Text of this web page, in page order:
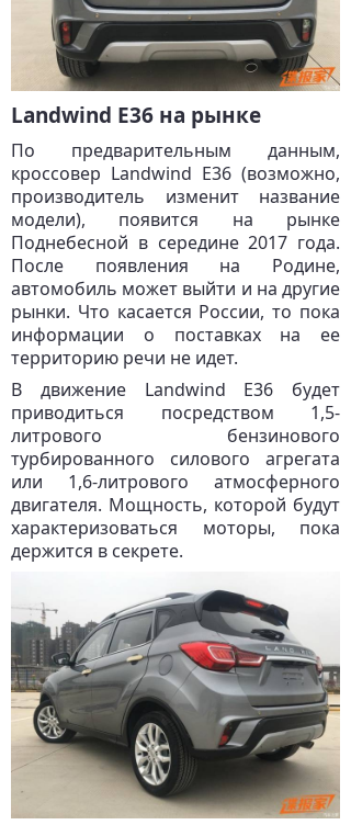
Landwind E36 на рынке
По предварительным данным,
кроссовер Landwind E36 (возможно,
производитель изменит название
модели), появится на рынке
Поднебесной в середине 2017 года.
После появления на Родине,
автомобиль может выйти и на другие
рынки. Что касается России, то пока
информации о поставках на ее
территорию речи не идет.
В движение Landwind Е36 будет
приводиться посредством 1,5-
литрового бензинового
турбированного силового агрегата
или 1,6-литрового атмосферного
двигателя. Мощность, которой будут
характеризоваться моторы, пока
держится в секрете.